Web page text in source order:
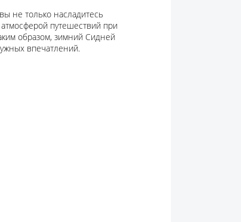
не только насладитесь
путешествий при
образом, зимний Сидней
впечатлений.